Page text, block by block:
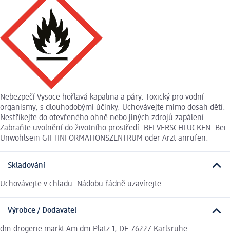
Nebezpečí Vysoce hořlavá kapalina a páry. Toxický pro vodní
organismy, s dlouhodobými účinky. Uchovávejte mimo dosah dětí.
Nestříkejte do otevřeného ohně nebo jiných zdrojů zapálení.
Zabraňte uvolnění do životního prostředí. BEI VERSCHLUCKEN: Bei
Unwohlsein GIFTINFORMATIONSZENTRUM oder Arzt anrufen.
Skladování
Uchovávejte v chladu. Nádobu řádně uzavírejte.
Výrobce / Dodavatel
dm-drogerie markt Am dm-Platz 1, DE-76227 Karlsruhe